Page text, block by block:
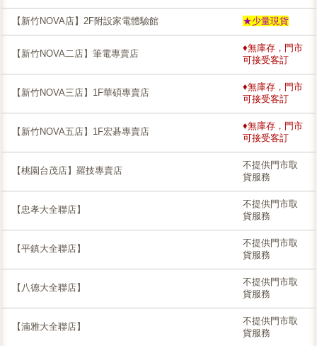
【新竹NOVA店】2F附設家電體驗館 ★少量現貨
【新竹NOVA二店】筆電專賣店
♦無庫存，門市
可接受客訂
【新竹NOVA三店】1F華碩專賣店
♦無庫存，門市
可接受客訂
【新竹NOVA五店】1F宏碁專賣店
♦無庫存，門市
可接受客訂
【桃園台茂店】羅技專賣店
不提供門市取
貨服務
【忠孝大全聯店】
不提供門市取
貨服務
【平鎮大全聯店】
不提供門市取
貨服務
【八德大全聯店】
不提供門市取
貨服務
【湳雅大全聯店】
不提供門市取
貨服務